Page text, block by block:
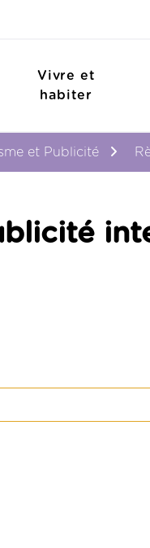
Vivre et
habiter
et Publicité